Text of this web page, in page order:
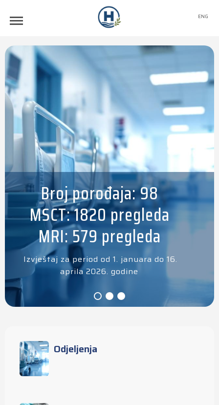
ENG
Broj porođaja: 98
MSCT: 1820 pregleda
MRI: 579 pregleda
Izvještaj za period od 1. januara do 16.
aprila 2026. godine
Odjeljenja